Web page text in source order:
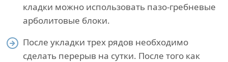
кладки можно использовать пазо-гребневые
арболитовые блоки.
После укладки трех рядов необходимо
сделать перерыв на сутки. После того как